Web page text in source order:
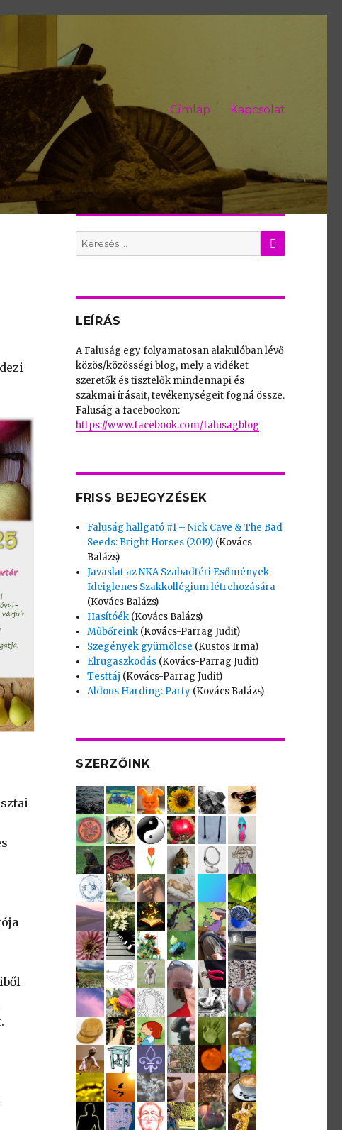
Címlap Kapcsolat
Search
for:
KERES
LEÍRÁS
A Faluság egy folyamatosan alakulóban lévő
közös/közösségi blog, mely a vidéket
szeretők és tisztelők mindennapi és
szakmai írásait, tevékenységeit fogná össze.
Faluság a facebookon:
https://www.facebook.com/falusagblog
FRISS BEJEGYZÉSEK
Faluság hallgató #1 – Nick Cave & The Bad
Seeds: Bright Horses (2019) (Kovács
Balázs)
Javaslat az NKA Szabadtéri Esőmények
Ideiglenes Szakkollégium létrehozására
(Kovács Balázs)
Hasítóék (Kovács Balázs)
Műbőreink (Kovács-Parrag Judit)
Szegények gyümölcse (Kustos Irma)
Elrugaszkodás (Kovács-Parrag Judit)
Testtáj (Kovács-Parrag Judit)
Aldous Harding: Party (Kovács Balázs)
SZERZŐINK